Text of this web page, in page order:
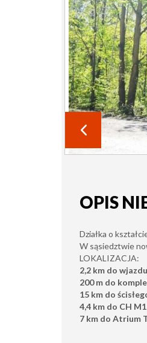
OPIS
Działka o
W sąsiedztwie
LOKALIZACJA:
2,2 km do
200 m do
15 km do
4,4 km do CH M1
7 km do Atrium